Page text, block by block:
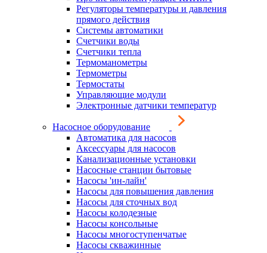
Регуляторы температуры и давления
прямого действия
Системы автоматики
Счетчики воды
Счетчики тепла
Термоманометры
Термометры
Термостаты
Управляющие модули
Электронные датчики температур
Насосное оборудование
Автоматика для насосов
Аксессуары для насосов
Канализационные установки
Насосные станции бытовые
Насосы 'ин-лайн'
Насосы для повышения давления
Насосы для сточных вод
Насосы колодезные
Насосы консольные
Насосы многоступенчатые
Насосы скважинные